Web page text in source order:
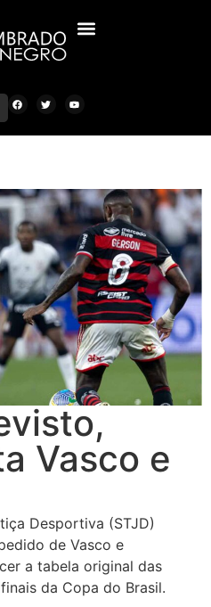
Vasco e
Desportiva (STJD)
de Vasco e
a tabela original das
da Copa do Brasil.